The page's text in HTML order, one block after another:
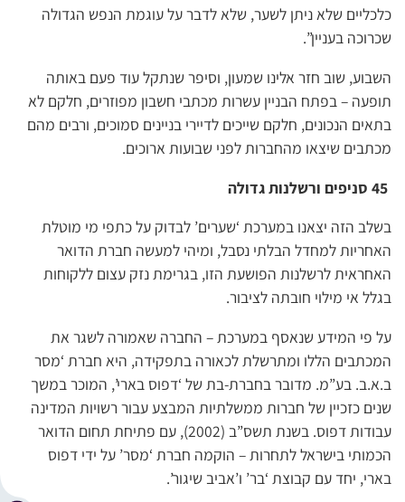
כלכליים שלא ניתן לשער, שלא לדבר על עוגמת הנפש הגדולה
שכרוכה בעניין”.
השבוע, שוב חזר אלינו שמעון, וסיפר שנתקל עוד פעם באותה
תופעה – בפתח הבניין עשרות מכתבי חשבון מפוזרים, חלקם לא
בתאים הנכונים, חלקם שייכים לדיירי בניינים סמוכים, ורבים מהם
מכתבים שיצאו מהחברות לפני שבועות ארוכים.
45 סניפים ורשלנות גדולה
בשלב הזה יצאנו במערכת ‘שערים’ לבדוק על כתפי מי מוטלת
האחריות למחדל הבלתי נסבל, ומיהי למעשה חברת הדואר
האחראית לרשלנות הפושעת הזו, בגרימת נזק עצום ללקוחות
בגלל אי מילוי חובתה לציבור.
על פי המידע שנאסף במערכת – החברה שאמורה לשגר את
המכתבים הללו ומתרשלת לכאורה בתפקידה, היא חברת ‘מסר
ב.א.ב. בע”מ. מדובר בחברת-בת של ‘דפוס בארי’, המוכר במשך
שנים כזכיין של חברות ממשלתיות המבצע עבור רשויות המדינה
עבודות דפוס. בשנת תשס”ב (2002), עם פתיחת תחום הדואר
הכמותי בישראל לתחרות – הוקמה חברת ‘מסר’ על ידי דפוס
בארי, יחד עם קבוצת ‘בר’ ו’אביב שיגור’.